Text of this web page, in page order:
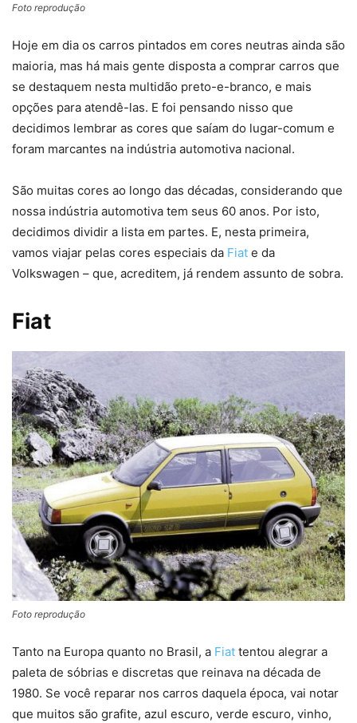
Foto reprodução
Hoje em dia os carros pintados em cores neutras ainda são
maioria, mas há mais gente disposta a comprar carros que
se destaquem nesta multidão preto-e-branco, e mais
opções para atendê-las. E foi pensando nisso que
decidimos lembrar as cores que saíam do lugar-comum e
foram marcantes na indústria automotiva nacional.
São muitas cores ao longo das décadas, considerando que
nossa indústria automotiva tem seus 60 anos. Por isto,
decidimos dividir a lista em partes. E, nesta primeira,
vamos viajar pelas cores especiais da Fiat e da
Volkswagen – que, acreditem, já rendem assunto de sobra.
Fiat
Foto reprodução
Tanto na Europa quanto no Brasil, a Fiat tentou alegrar a
paleta de sóbrias e discretas que reinava na década de
1980. Se você reparar nos carros daquela época, vai notar
que muitos são grafite, azul escuro, verde escuro, vinho,